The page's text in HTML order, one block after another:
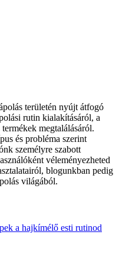
területén nyújt átfogó
rutin kialakításáról, a
megtalálásáról.
és probléma szerint
személyre szabott
véleményezheted
blogunkban pedig
világából.